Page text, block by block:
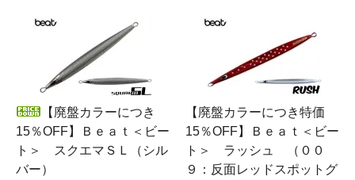
【廃盤カラーにつき
15％OFF】Ｂｅａｔ＜ビー
ト＞ スクエマＳＬ（シル
バー）
【廃盤カラーにつき特価
15％OFF】Ｂｅａｔ＜ビー
ト＞ ラッシュ （００
９：反面レッドスポットグ